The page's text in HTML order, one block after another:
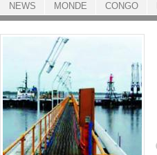
ACCUEIL
NEWS MONDE CONGO